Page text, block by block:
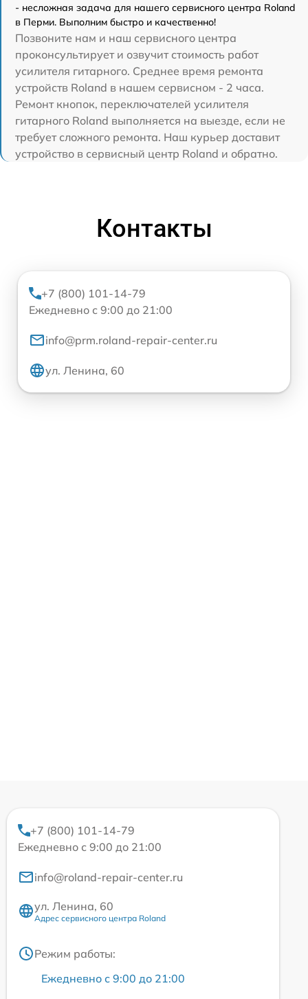
- несложная задача для нашего сервисного центра Roland
в Перми. Выполним быстро и качественно!
Позвоните нам и наш сервисного центра
проконсультирует и озвучит стоимость работ
усилителя гитарного. Среднее время ремонта
устройств Roland в нашем сервисном - 2 часа.
Ремонт кнопок, переключателей усилителя
гитарного Roland выполняется на выезде, если не
требует сложного ремонта. Наш курьер доставит
устройство в сервисный центр Roland и обратно.
Контакты
+7 (800) 101-14-79
Ежедневно с 9:00 до 21:00
info@prm.roland-repair-center.ru
ул. Ленина, 60
+7 (800) 101-14-79
Ежедневно с 9:00 до 21:00
info@roland-repair-center.ru
ул. Ленина, 60
Адрес сервисного центра Roland
Режим работы:
Ежедневно с 9:00 до 21:00